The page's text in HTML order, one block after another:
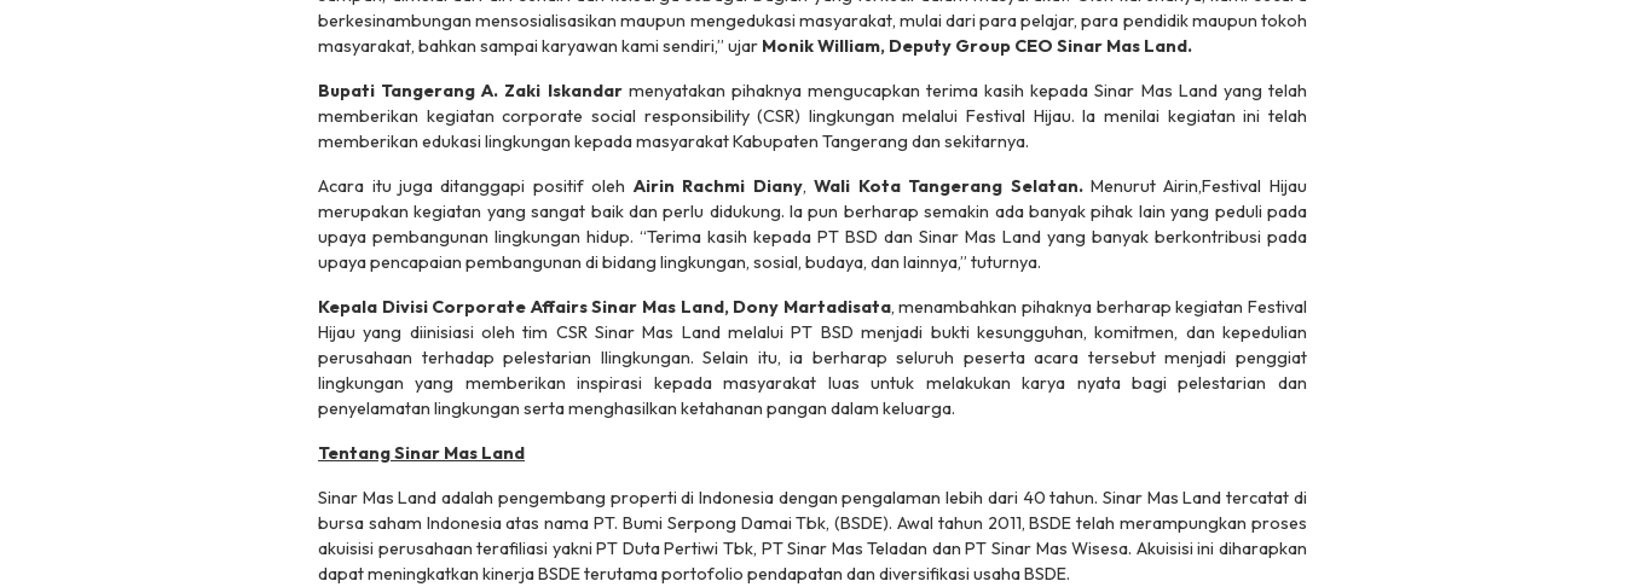
berkesinambungan mensosialisasikan maupun mengedukasi masyarakat, mulai dari para pelajar, para pendidik maupun tokoh
masyarakat, bahkan sampai karyawan kami sendiri,” ujar Monik William, Deputy Group CEO Sinar Mas Land.
Bupati Tangerang A. Zaki Iskandarmenyatakan pihaknya mengucapkan terima kasih kepada Sinar Mas Land yang telah
memberikan kegiatancorporate social responsibility(CSR) lingkungan melalui Festival Hijau. Ia menilai kegiatan ini telah
memberikan edukasi lingkungan kepada masyarakat Kabupaten Tangerang dan sekitarnya.
Acara itu juga ditanggapi positif oleh Airin Rachmi Diany,Wali Kota Tangerang Selatan.Menurut Airin,Festival Hijau
merupakan kegiatan yang sangat baik dan perlu didukung. Ia pun berharap semakin ada banyak pihak lain yang peduli pada
upaya pembangunan lingkungan hidup. “Terima kasih kepada PT BSD dan Sinar Mas Land yang banyak berkontribusi pada
upaya pencapaian pembangunan di bidang lingkungan, sosial, budaya, dan lainnya,” tuturnya.
Kepala Divisi Corporate Affairs Sinar Mas Land, Dony Martadisata, menambahkan pihaknya berharap kegiatan Festival
Hijau yang diinisiasi oleh tim CSR Sinar Mas Land melalui PT BSD menjadi bukti kesungguhan, komitmen, dan kepedulian
perusahaan terhadap pelestarian llingkungan. Selain itu, ia berharap seluruh peserta acara tersebut menjadi penggiat
lingkungan yang memberikan inspirasi kepada masyarakat luas untuk melakukan karya nyata bagi pelestarian dan
penyelamatan lingkungan serta menghasilkan ketahanan pangan dalam keluarga.
Tentang Sinar Mas Land
Sinar Mas Land adalah pengembang properti di Indonesia dengan pengalaman lebih dari 40 tahun. Sinar Mas Land tercatat di
bursa saham Indonesia atas nama PT. Bumi Serpong Damai Tbk, (BSDE). Awal tahun 2011, BSDE telah merampungkan proses
akuisisi perusahaan terafiliasi yakni PT Duta Pertiwi Tbk, PT Sinar Mas Teladan dan PT Sinar Mas Wisesa. Akuisisi ini diharapkan
dapat meningkatkan kinerja BSDE terutama portofolio pendapatan dan diversifikasi usaha BSDE.